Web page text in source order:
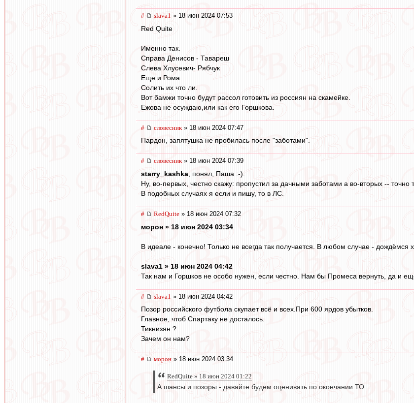
# slava1 » 18 июн 2024 07:53
Red Quite
Именно так.
Справа Денисов - Тавареш
Слева Хлусевич- Рябчук
Еще и Рома
Солить их что ли.
Вот бамжи точно будут рассол готовить из россиян на скамейке.
Ежова не осуждаю,или как его Горшкова.
# словесник » 18 июн 2024 07:47
Пардон, запятушка не пробилась после "заботами".
# словесник» 18 июн 2024 07:39
starry_kashka , понял, Паша :-).
Ну, во-первых, честно скажу: пропустил за дачными заботами а во-вторых --
В подобных случаях я если и пишу, то в ЛС.
# RedQuite » 18 июн 2024 07:32
морон » 18 июн 2024 03:34
В идеале - конечно! Только не всегда так получается. В любом случае - дождёмся
slava1 » 18 июн 2024 04:42
Так нам и Горшков не особо нужен, если честно. Нам бы Промеса вернуть, да и
# slava1 » 18 июн 2024 04:42
Позор российского футбола скупает всё и всех.При 600 ярдов убытков.
Главное, чтоб Спартаку не досталось.
Тикнизян ?
Зачем он нам?
# морон » 18 июн 2024 03:34
RedQuite » 18 июн 2024 01:22
А шансы и позоры - давайте будем оценивать по окончании ТО...